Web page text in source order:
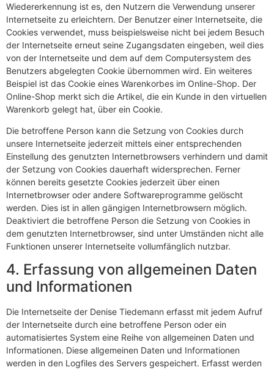
Wiedererkennung ist es, den Nutzern die Verwendung unserer
Internetseite zu erleichtern. Der Benutzer einer Internetseite, die
Cookies verwendet, muss beispielsweise nicht bei jedem Besuch
der Internetseite erneut seine Zugangsdaten eingeben, weil dies
von der Internetseite und dem auf dem Computersystem des
Benutzers abgelegten Cookie übernommen wird. Ein weiteres
Beispiel ist das Cookie eines Warenkorbes im Online-Shop. Der
Online-Shop merkt sich die Artikel, die ein Kunde in den virtuellen
Warenkorb gelegt hat, über ein Cookie.
Die betroffene Person kann die Setzung von Cookies durch
unsere Internetseite jederzeit mittels einer entsprechenden
Einstellung des genutzten Internetbrowsers verhindern und damit
der Setzung von Cookies dauerhaft widersprechen. Ferner
können bereits gesetzte Cookies jederzeit über einen
Internetbrowser oder andere Softwareprogramme gelöscht
werden. Dies ist in allen gängigen Internetbrowsern möglich.
Deaktiviert die betroffene Person die Setzung von Cookies in
dem genutzten Internetbrowser, sind unter Umständen nicht alle
Funktionen unserer Internetseite vollumfänglich nutzbar.
4. Erfassung von allgemeinen Daten
und Informationen
Die Internetseite der Denise Tiedemann erfasst mit jedem Aufruf
der Internetseite durch eine betroffene Person oder ein
automatisiertes System eine Reihe von allgemeinen Daten und
Informationen. Diese allgemeinen Daten und Informationen
werden in den Logfiles des Servers gespeichert. Erfasst werden